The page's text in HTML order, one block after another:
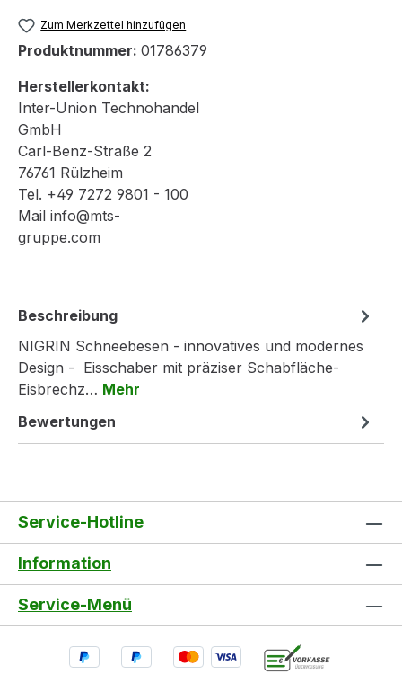
Zum Merkzettel hinzufügen
Produktnummer: 01786379
Herstellerkontakt:
Inter-Union Technohandel
GmbH
Carl-Benz-Straße 2
76761 Rülzheim
Tel. +49 7272 9801 - 100
Mail info@mts-
gruppe.com
Beschreibung
NIGRIN Schneebesen - innovatives und modernes
Design - Eisschaber mit präziser Schabfläche-
Eisbrechz… Mehr
Bewertungen
Service-Hotline
Information
Service-Menü